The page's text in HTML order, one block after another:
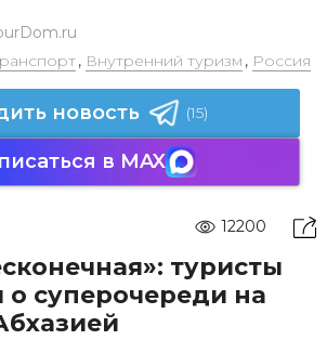
, Внутренний туризм , Россия
новость (15)
в MAX
12200
туристы
о суперочереди на